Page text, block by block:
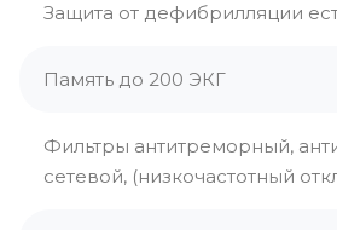
Защита от дефибрилляции
Память до 200 ЭКГ
Фильтры антитреморный,
сетевой, (низкочастотный